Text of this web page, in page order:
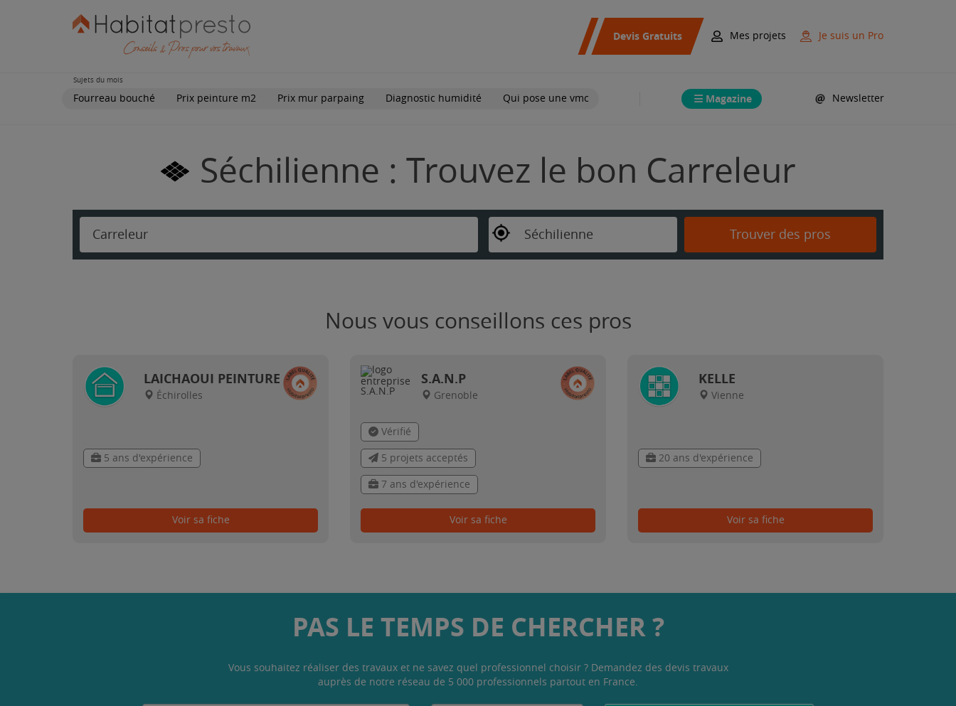
Devis Gratuits Mes projets Je suis un Pro
Sujets du mois
Fourreau bouché Prix peinture m2 Prix mur parpaing Diagnostic humidité Qui pose une vmc Magazine Newsletter
Séchilienne : Trouvez le bon Carreleur
Carreleur Séchilienne Trouver des pros
Nous vous conseillons ces pros
LAICHAOUI PEINTURE
Échirolles
5 ans d'expérience
Voir sa fiche
S.A.N.P
Grenoble
Vérifié
5 projets acceptés
7 ans d'expérience
Voir sa fiche
KELLE
Vienne
20 ans d'expérience
Voir sa fiche
PAS LE TEMPS DE CHERCHER ?
Vous souhaitez réaliser des travaux et ne savez quel professionnel choisir ? Demandez des devis travaux
auprès de notre réseau de 5 000 professionnels partout en France.